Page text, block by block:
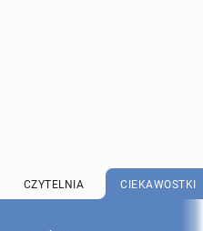
CZYTELNIA CIEKAWOSTKI